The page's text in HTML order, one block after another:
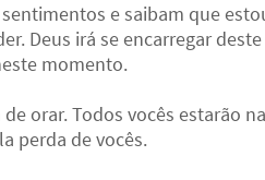
e saibam que
Deus irá se encarregar
momento.
orar. Todos vocês estarão
perda de vocês.